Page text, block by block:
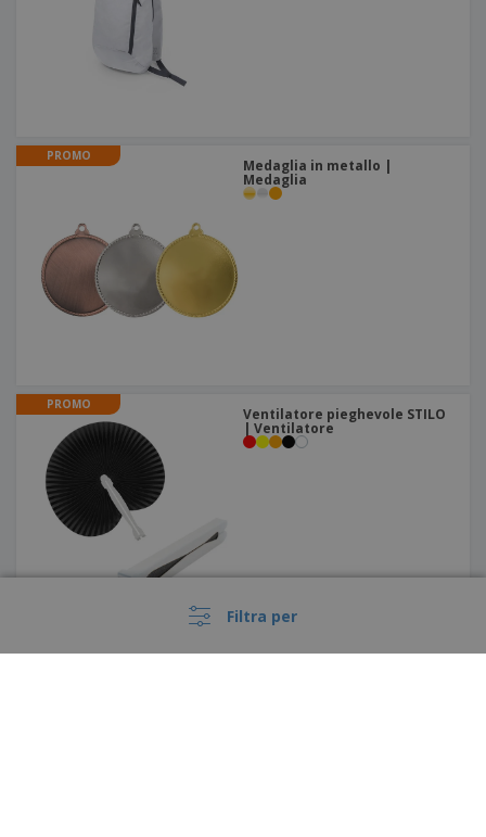
Filtra per
PROMO
Medaglia in metallo |
Medaglia
PROMO
Ventilatore pieghevole STILO
| Ventilatore
PROMO